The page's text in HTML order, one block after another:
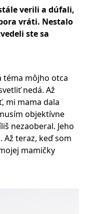
verili a dúfali,
vráti. Nestalo
ste sa
téma môjho otca
nedá. Až
mi mama dala
objektívne
nezaoberal. Jeho
teraz, keď som
mamičky